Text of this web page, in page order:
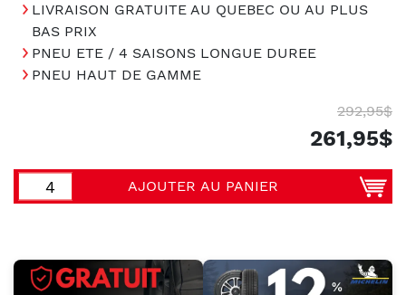
LIVRAISON GRATUITE AU QUEBEC OU AU PLUS
BAS PRIX
PNEU ETE / 4 SAISONS LONGUE DUREE
PNEU HAUT DE GAMME
292,95$
261,95$
AJOUTER AU PANIER